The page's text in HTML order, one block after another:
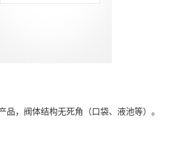
品，阀体结构无死角（口袋、液池等）。